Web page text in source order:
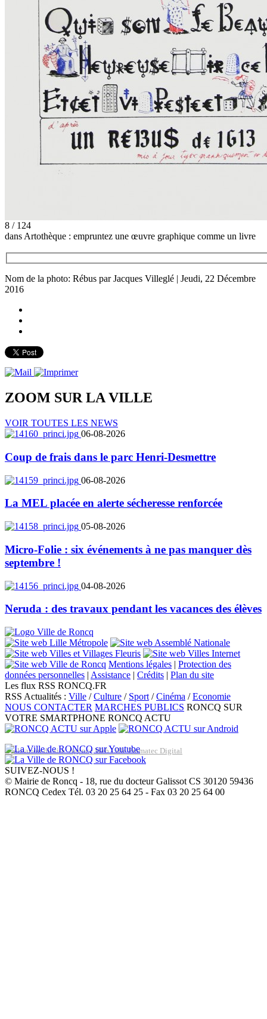
8 / 124
dans Artothèque : empruntez une œuvre graphique comme un livre
Nom de la photo: Rébus par Jacques Villeglé | Jeudi, 22 Décembre
2016
ZOOM SUR LAVILLE
VOIR TOUTES LES NEWS
06-08-2026
Coup de frais dans le parc Henri-Desmettre
06-08-2026
La MEL placée en alerte sécheresse renforcée
05-08-2026
Micro-Folie : six événements à ne pas manquer dès
septembre !
04-08-2026
Neruda : des travaux pendant les vacances des élèves
Mentions légales | Protection des
données personnelles | Assistance | Crédits | Plan du site
Les flux RSS RONCQ.FR
RSS Actualités : Ville /Culture / Sport /Cinéma /Economie
NOUS CONTACTER MARCHES PUBLICS RONCQ SUR
VOTRE SMARTPHONE RONCQ ACTU
Réalisation du site: Agence Web Lille Promatec Digital
SUIVEZ-NOUS !
© Mairie de Roncq - 18, rue du docteur Galissot CS 30120 59436
RONCQ Cedex Tél. 03 20 25 64 25 - Fax 03 20 25 64 00